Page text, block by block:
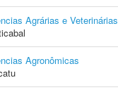
Agrárias e Veterinárias
Agronômicas